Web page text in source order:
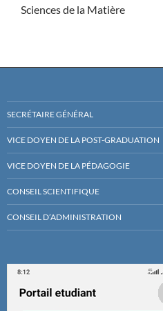
Sciences de la Matière
SECRÉTAIRE GÉNÉRAL
VICE DOYEN DE LA POST-GRADUATION
VICE DOYEN DE LA PÉDAGOGIE
CONSEIL SCIENTIFIQUE
CONSEIL D’ADMINISTRATION